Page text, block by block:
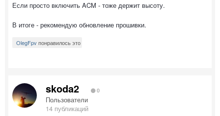
Если просто включить ACM - тоже держит высоту.
В итоге - рекомендую обновление прошивки.
OlegFpvпонравилось это
skoda2 0
Пользователи
14 публикаций